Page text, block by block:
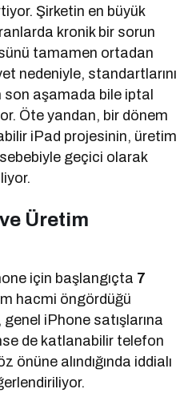
Şirketin en büyük
kronik bir sorun
tamamen ortadan
nedeniyle, standartlarını
son aşamada bile iptal
Öte yandan, bir dönem
iPad projesinin, üretim
geçici olarak
Üretim
için başlangıçta 7
hacmi öngördüğü
iPhone satışlarına
de katlanabilir telefon
önüne alındığında iddialı